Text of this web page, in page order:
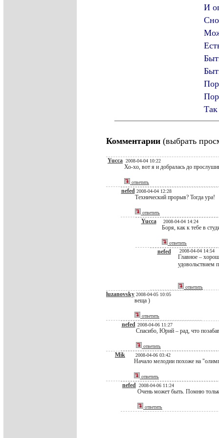
И
Комментарии (выбрать
Yucca 2008-04-04 10:22
Хо-хо, вот я и добралась до
ответить
nefed 2008-04-04 12:28
Технический прорыв? Тогда ура!
ответить
Yucca 2008-04-04 14:24
Боря, как к тебе в
ответить
nefed 2008-04-04 14:54
Главное –
удовольствием
ответить
luzanovsky 2008-04-05 10:05
веща )
ответить
nefed 2008-04-06 11:27
Спасибо, Юрий – рад, что
ответить
Mik 2008-04-06 03:42
Начало мелодии похоже на
ответить
nefed 2008-04-06 11:24
Очень может быть. Помню
ответить